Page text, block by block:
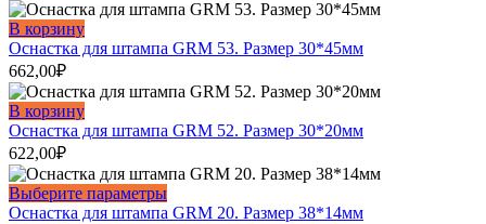
В корзину
Оснастка для штампа GRM 53. Размер 30*45мм
662,00₽
В корзину
Оснастка для штампа GRM 52. Размер 30*20мм
622,00₽
Выберите параметрыЭтот
товар
Оснастка для штампа GRM 20. Размер 38*14мм